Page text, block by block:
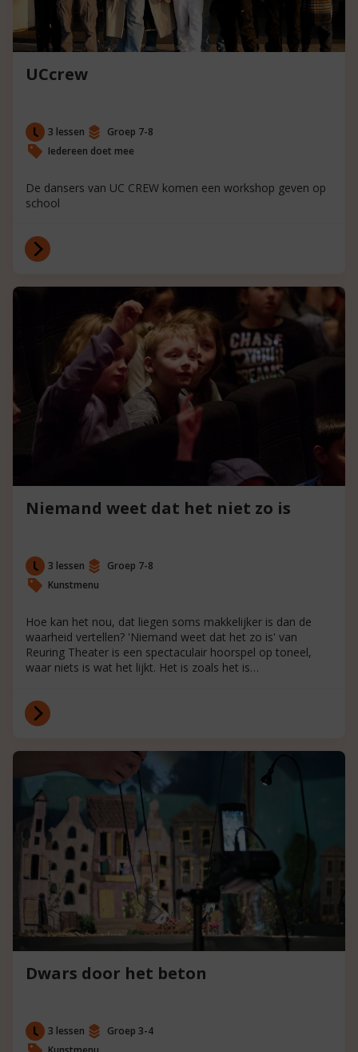
UCcrew
3 lessen
Groep 7-8
Iedereen doet mee
De dansers van UC CREW komen een workshop geven op
school
Niemand weet dat het niet zo is
3 lessen
Groep 7-8
Kunstmenu
Hoe kan het nou, dat liegen soms makkelijker is dan de
waarheid vertellen? 'Niemand weet dat het zo is' van
Reuring Theater is een spectaculair hoorspel op toneel,
waar niets is wat het lijkt. Het is zoals het is…
Dwars door het beton
3 lessen
Groep 3-4